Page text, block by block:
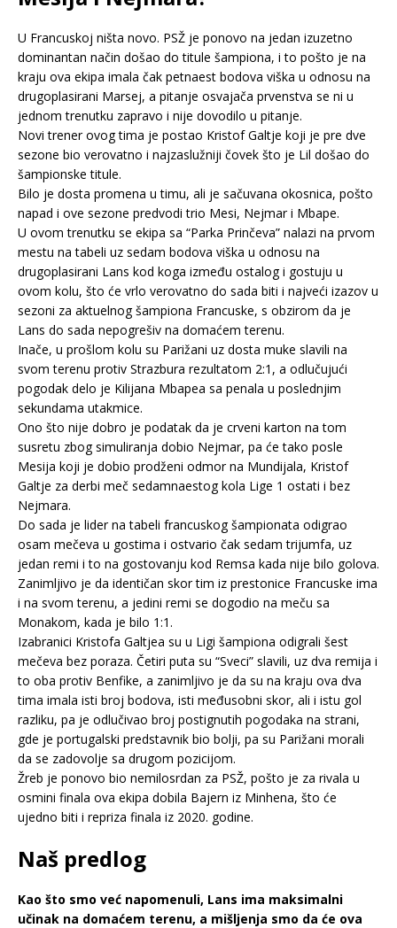
U Francuskoj ništa novo. PSŽ je ponovo na jedan izuzetno
dominantan način došao do titule šampiona, i to pošto je na
kraju ova ekipa imala čak petnaest bodova viška u odnosu na
drugoplasirani Marsej, a pitanje osvajača prvenstva se ni u
jednom trenutku zapravo i nije dovodilo u pitanje.
Novi trener ovog tima je postao Kristof Galtje koji je pre dve
sezone bio verovatno i najzaslužniji čovek što je Lil došao do
šampionske titule.
Bilo je dosta promena u timu, ali je sačuvana okosnica, pošto
napad i ove sezone predvodi trio Mesi, Nejmar i Mbape.
U ovom trenutku se ekipa sa “Parka Prinčeva” nalazi na prvom
mestu na tabeli uz sedam bodova viška u odnosu na
drugoplasirani Lans kod koga između ostalog i gostuju u
ovom kolu, što će vrlo verovatno do sada biti i najveći izazov u
sezoni za aktuelnog šampiona Francuske, s obzirom da je
Lans do sada nepogrešiv na domaćem terenu.
Inače, u prošlom kolu su Parižani uz dosta muke slavili na
svom terenu protiv Strazbura rezultatom 2:1, a odlučujući
pogodak delo je Kilijana Mbapea sa penala u poslednjim
sekundama utakmice.
Ono što nije dobro je podatak da je crveni karton na tom
susretu zbog simuliranja dobio Nejmar, pa će tako posle
Mesija koji je dobio prodženi odmor na Mundijala, Kristof
Galtje za derbi meč sedamnaestog kola Lige 1 ostati i bez
Nejmara.
Do sada je lider na tabeli francuskog šampionata odigrao
osam mečeva u gostima i ostvario čak sedam trijumfa, uz
jedan remi i to na gostovanju kod Remsa kada nije bilo golova.
Zanimljivo je da identičan skor tim iz prestonice Francuske ima
i na svom terenu, a jedini remi se dogodio na meču sa
Monakom, kada je bilo 1:1.
Izabranici Kristofa Galtjea su u Ligi šampiona odigrali šest
mečeva bez poraza. Četiri puta su “Sveci” slavili, uz dva remija i
to oba protiv Benfike, a zanimljivo je da su na kraju ova dva
tima imala isti broj bodova, isti međusobni skor, ali i istu gol
razliku, pa je odlučivao broj postignutih pogodaka na strani,
gde je portugalski predstavnik bio bolji, pa su Parižani morali
da se zadovolje sa drugom pozicijom.
Žreb je ponovo bio nemilosrdan za PSŽ, pošto je za rivala u
osmini finala ova ekipa dobila Bajern iz Minhena, što će
ujedno biti i repriza finala iz 2020. godine.
Naš predlog
Kao što smo već napomenuli, Lans ima maksimalni
učinak na domaćem terenu, a mišljenja smo da će ova